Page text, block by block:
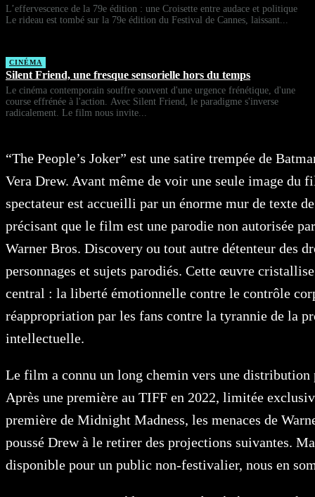
L’effervescence de la 79e édition : une Croisette entre audace et politique
Le rideau est tombé sur la 79e édition du Festival de Cannes, laissant...
CINÉMA
Silent Friend, une fresque sensorielle hors du temps
Le cinéma contemporain souffre souvent d'une urgence frénétique, d'une
course effrénée à l'action. Avec Silent Friend, le paradigme s'inverse
radicalement. Le film nous invite...
“The People’s Joker” est une satire trempée de
Vera Drew. Avant même de voir une seule image du
spectateur est accueilli par un énorme mur de texte
précisant que le film est une parodie non autorisée
Warner Bros. Discovery ou tout autre détenteur des
personnages et sujets parodiés. Cette œuvre
central : la liberté émotionnelle contre le contrôle
réappropriation par les fans contre la tyrannie de la
intellectuelle.
Le film a connu un long chemin vers une distribution
Après une première au TIFF en 2022, limitée
première de Midnight Madness, les menaces de
poussé Drew à le retirer des projections suivantes.
disponible pour un public non-festivalier, nous en